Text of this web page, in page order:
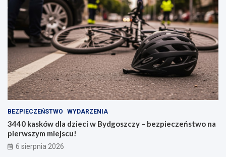
BEZPIECZEŃSTWO WYDARZENIA
3440 kasków dla dzieci w Bydgoszczy – bezpieczeństwo na
pierwszym miejscu!
6 sierpnia 2026